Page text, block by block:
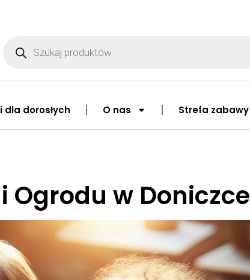
dla dorosłych O nas Strefa zabawy
Ogrodu w Doniczce